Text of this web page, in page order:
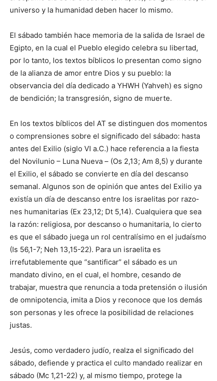
universo y la humanidad deben hacer lo mismo.
El sábado también hace memoria de la salida de Israel de
Egipto, en la cual el Pueblo elegido celebra su libertad,
por lo tanto, los textos bíblicos lo presentan como signo
de la alianza de amor entre Dios y su pueblo: la
observancia del día dedicado a YHWH (Yahveh) es signo
de bendición; la transgresión, signo de muerte.
En los textos bíblicos del AT se distinguen dos momentos
o comprensiones sobre el significado del sábado: hasta
antes del Exilio (siglo VI a.C.) hace refe­rencia a la fiesta
del Novilunio – Luna Nueva – (Os 2,13; Am 8,5) y durante
el Exilio, el sábado se convierte en día del descanso
semanal. Algunos son de opi­nión que antes del Exilio ya
existía un día de descanso entre los israelitas por razo­
nes humanitarias (Ex 23,12; Dt 5,14). Cualquiera que sea
la razón: religiosa, por descanso o humanitaria, lo cierto
es que el sábado juega un rol centralísimo en el ju­daísmo
(Is 56,1-7; Neh 13,15-22). Para un israelita es
irrefutablemente que “santifi­car” el sábado es un
mandato divino, en el cual, el hombre, cesando de
trabajar, muestra que renuncia a toda pretensión o ilusión
de omnipotencia, imita a Dios y reconoce que los demás
son personas y les ofrece la posibilidad de relaciones
justas.
Jesús, como verdadero judío, realza el significado del
sábado, defiende y prac­tica el culto mandado realizar en
sábado (Mc 1,21-22) y, al mismo tiempo, protege la